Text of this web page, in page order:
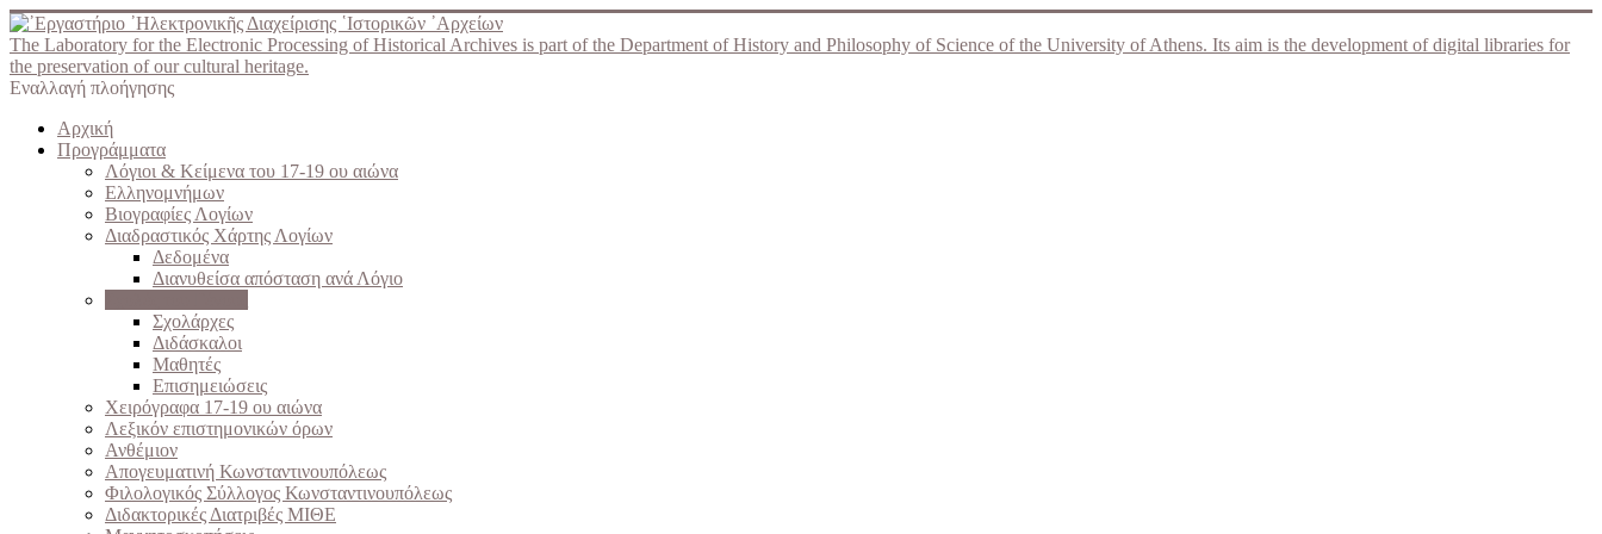
The Laboratory for the Electronic Processing of Historical Archives is part of the Department of History and Philosophy of Science of the University of Athens. Its aim is the development of digital libraries for
the preservation of our cultural heritage.
Εναλλαγή πλοήγησης
Αρχική
Προγράμματα
Λόγιοι & Κείμενα του 17-19 ου αιώνα
Ελληνομνήμων
Βιογραφίες Λογίων
Διαδραστικός Χάρτης Λογίων
Δεδομένα
Διανυθείσα απόσταση ανά Λόγιο
Σχολάρχες
Διδάσκαλοι
Μαθητές
Επισημειώσεις
Χειρόγραφα 17-19 ου αιώνα
Λεξικόν επιστημονικών όρων
Ανθέμιον
Απογευματινή Κωνσταντινουπόλεως
Φιλολογικός Σύλλογος Κωνσταντινουπόλεως
Διδακτορικές Διατριβές ΜΙΘΕ